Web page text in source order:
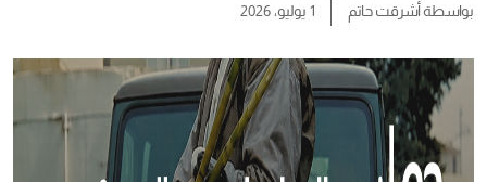
بواسطةأشرقت حاتم 1 يوليو، 2026